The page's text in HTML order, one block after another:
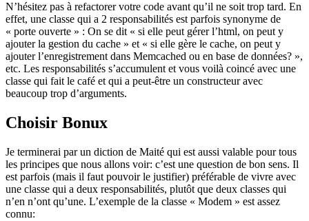
N’hésitez pas à refactorer votre code avant qu’il ne soit trop tard. En
effet, une classe qui a 2 responsabilités est parfois synonyme de
« porte ouverte » : On se dit « si elle peut gérer l’html, on peut y
ajouter la gestion du cache » et « si elle gère le cache, on peut y
ajouter l’enregistrement dans Memcached ou en base de données? »,
etc. Les responsabilités s’accumulent et vous voilà coincé avec une
classe qui fait le café et qui a peut-être un constructeur avec
beaucoup trop d’arguments.
Choisir Bonux
Je terminerai par un diction de Maité qui est aussi valable pour tous
les principes que nous allons voir: c’est une question de bon sens. Il
est parfois (mais il faut pouvoir le justifier) préférable de vivre avec
une classe qui a deux responsabilités, plutôt que deux classes qui
n’en n’ont qu’une. L’exemple de la classe « Modem » est assez
connu: